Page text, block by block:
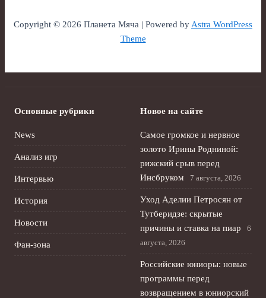
Copyright © 2026 Планета Мяча | Powered byAstra WordPress
Theme
Основные рубрики
News
Анализ игр
Интервью
История
Новости
Фан-зона
Новое на сайте
Самое громкое и нервное
золото Ирины Родниной:
рижский срыв перед
Инсбруком
7 августа, 2026
Уход Аделии Петросян от
Тутберидзе: скрытые
причины и ставка на пиар
6
августа, 2026
Российские юниоры: новые
программы перед
возвращением в юниорский